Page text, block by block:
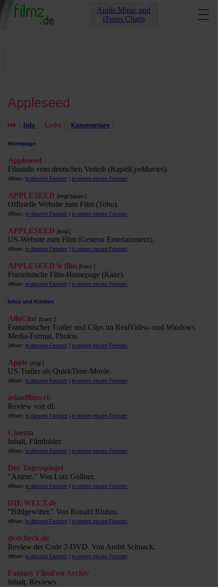
Apple Music und
iTunes Charts
Appleseed
Info Links Kommentare
Homepage
Appleseed
Filminfo vom deutschen Verleih (RapidEyeMovies).
öffnen: in diesem Fenster | in einem neuen Fenster
APPLESEED [engl./japan.]
Offizielle Website zum Film (Toho).
öffnen: in diesem Fenster | in einem neuen Fenster
APPLESEED [engl.]
US-Website zum Film (Geneon Entertainment).
öffnen: in diesem Fenster | in einem neuen Fenster
APPLESEED le film [franz.]
Französische Film-Homepage (Kaze).
öffnen: in diesem Fenster | in einem neuen Fenster
Infos und Kritiken
AlloCiné [franz.]
Französischer Trailer und Clips im RealVideo- und Windows
Media-Format, Photos.
öffnen: in diesem Fenster | in einem neuen Fenster
Apple [engl.]
US-Trailer als QuickTime-Movie.
öffnen: in diesem Fenster | in einem neuen Fenster
asianfilmweb
Review von df.
öffnen: in diesem Fenster | in einem neuen Fenster
Cinema
Inhalt, Filmbilder.
öffnen: in diesem Fenster | in einem neuen Fenster
Der Tagesspiegel
"Anime." Von Lutz Göllner.
öffnen: in diesem Fenster | in einem neuen Fenster
DIE WELT.de
"Bildgewitter." Von Ronald Bluhm.
öffnen: in diesem Fenster | in einem neuen Fenster
dvdcheck.de
Review der Code 2-DVD. Von André Schnack.
öffnen: in diesem Fenster | in einem neuen Fenster
Fantasy FilmFest Archiv
Inhalt, Reviews.